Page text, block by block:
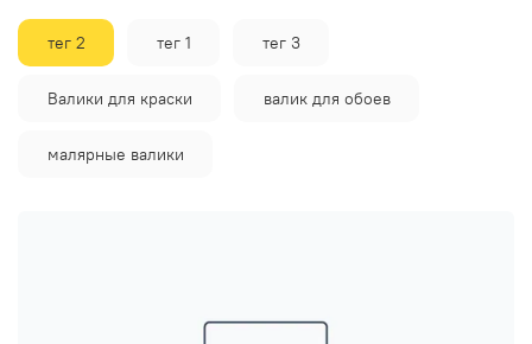
тег 2 тег 1 тег 3
Валики для краски валик для обоев
малярные валики